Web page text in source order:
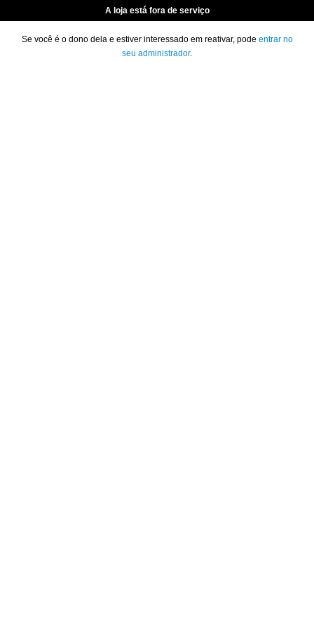
A loja está fora de serviço
Se você é o dono dela e estiver interessado em reativar, pode entrar no
seu administrador.